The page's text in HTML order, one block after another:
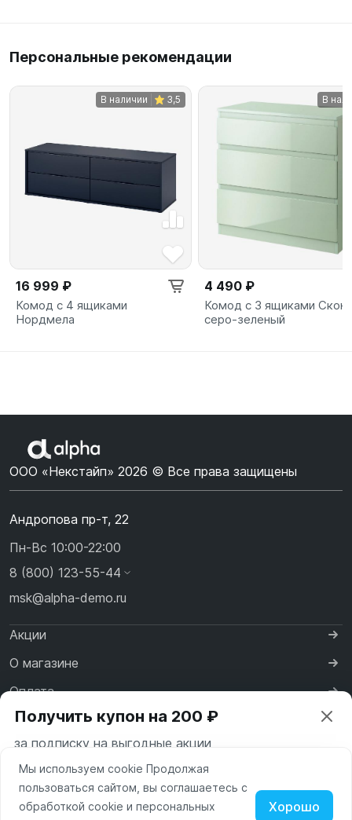
Персональные рекомендации
В наличии 3,5
16 999 ₽
Комод с 4 ящиками
Нордмела
В
4 490 ₽
Комод с 3 ящиками
серо-зеленый
ООО «Некстайп» 2026 © Все права защищены
Андропова пр-т, 22
Пн-Вс 10:00-22:00
8 (800) 123-55-44
msk@alpha-demo.ru
Акции
О магазине
Оплата
Доставка
Контакты
Получить купон на 200 ₽
за подписку на выгодные акции
Ваш город —Москва
Московская область
Мы используем cookie Продолжая
пользоваться сайтом, вы соглашаетесь с
обработкой cookie и персональных
Хорошо